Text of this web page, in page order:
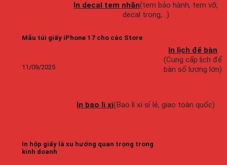
Mẫu túi giấy iPhone 17 cho các Store
11/09/2025
In hộp giấy là xu hướng quan trọng trong
kinh doanh
In decal tem nhãn(tem bảo hành, tem vỡ,
decal trong,…)
In lịch để bàn
(Cung cấp lịch để
bàn số lượng lớn)
In bao lì xì(Bao lì xì sỉ lẻ, giao toàn quốc)